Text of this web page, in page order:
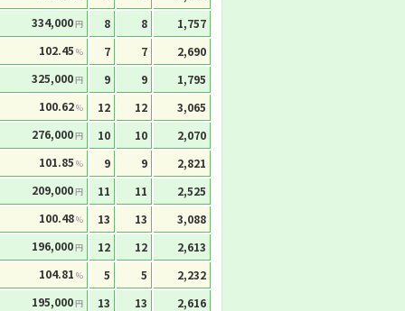
334,000円 8 8
1,757
102.45 % 7 7
2,690
325,000円 9 9
1,795
100.62% 12 12
3,065
276,000円 10 10
2,070
101.85 % 9 9
2,821
209,000円 11 11
2,525
100.48% 13 13
3,088
196,000円 12 12
2,613
104.81 % 5 5
2,232
195,000円 13 13
2,616